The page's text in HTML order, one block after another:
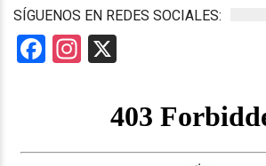
SÍGUENOS EN REDES SOCIALES:
Facebook
Instagram